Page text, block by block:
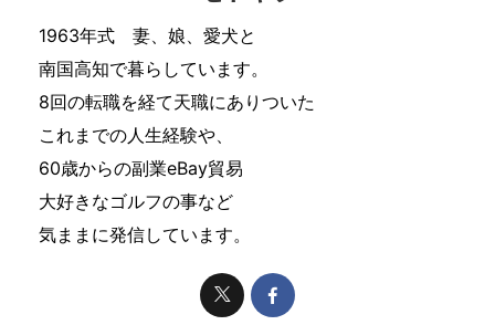
1963年式 妻、娘、愛犬と
南国高知で暮らしています。
8回の転職を経て天職にありついた
これまでの人生経験や、
60歳からの副業eBay貿易
大好きなゴルフの事など
気ままに発信しています。